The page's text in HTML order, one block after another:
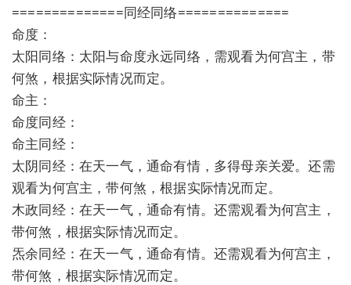
==============同经同络==============
命度：
太阳同络：太阳与命度永远同络，需观看为何宫主，带
何煞，根据实际情况而定。
命主：
命度同经：
命主同经：
太阴同经：在天一气，通命有情，多得母亲关爱。还需
观看为何宫主，带何煞，根据实际情况而定。
木政同经：在天一气，通命有情。还需观看为何宫主，
带何煞，根据实际情况而定。
炁余同经：在天一气，通命有情。还需观看为何宫主，
带何煞，根据实际情况而定。